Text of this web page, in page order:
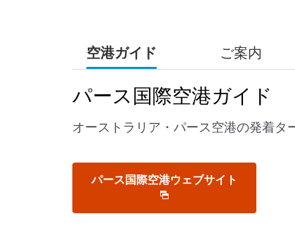
空港ガイド ご案内
パース国際空港ガイド
オーストラリア・パース空港の発着タ
パース国際空港ウェブサイト